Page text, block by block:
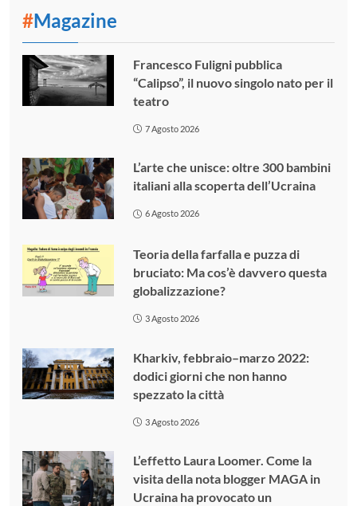
#Magazine
Francesco Fuligni pubblica
“Calipso”, il nuovo singolo nato per il
teatro
7 Agosto 2026
L’arte che unisce: oltre 300 bambini
italiani alla scoperta dell’Ucraina
6 Agosto 2026
Teoria della farfalla e puzza di
bruciato: Ma cos’è davvero questa
globalizzazione?
3 Agosto 2026
Kharkiv, febbraio–marzo 2022:
dodici giorni che non hanno
spezzato la città
3 Agosto 2026
L’effetto Laura Loomer. Come la
visita della nota blogger MAGA in
Ucraina ha provocato un